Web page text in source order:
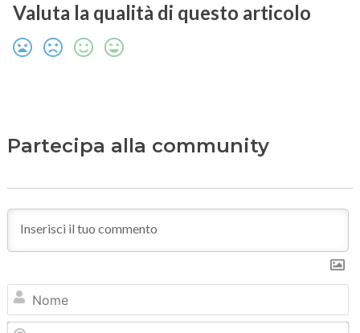
Valuta la qualità di questo articolo
Partecipa alla community